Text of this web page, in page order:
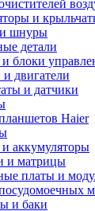
и
шнуры
детали
блоки
двигатели
и датчики
Haier
и аккумуляторы
и матрицы
платы и
и баки